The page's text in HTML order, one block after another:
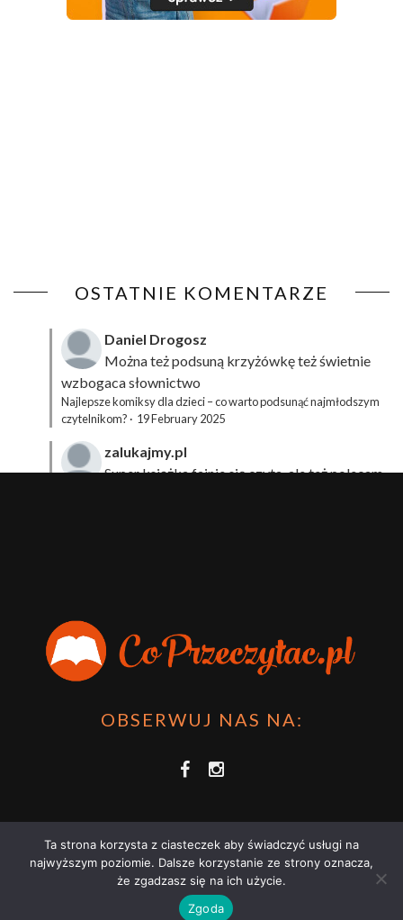
OSTATNIE KOMENTARZE
Daniel Drogosz
Można też podsuną krzyżówkęteż świetnie
wzbogaca słownictwo
Najlepsze komiksy dla dzieci – co warto podsunąć najmłodszym
czytelnikom? · 19 February 2025
zalukajmy.pl
Super książka fajnie się czyta, ale też polecam
książki skoro czyta się np na czytniku.
Planer Książkary – ten gadżet powinien mieć każdy
książkoholik!
8 December 2023
OBSERWUJ NAS NA:
COPRZECZYTAĆ.PL 2021 | STRONA WYKORZYSTUJE PLIKI COOKIES |
POLITYKĄ PRYWATNOŚCI
Ta strona korzysta z ciasteczek aby świadczyć usługi na
najwyższym poziomie. Dalsze korzystanie ze strony oznacza,
że zgadzasz się na ich użycie.
Zgoda